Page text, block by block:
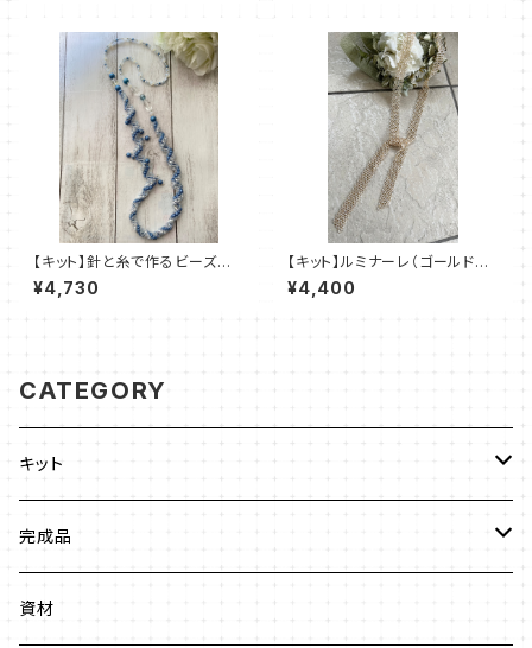
【キット】針と糸で作るビーズス
テッチキット「Ryou」清水理子
¥4,730
【キット】ルミナーレ（ゴールド系）
澤田美子
¥4,400
CATEGORY
キット
ビーズステッチ
ネックレス
ジュエリークロッシェ
完成品
ネックレス
資材